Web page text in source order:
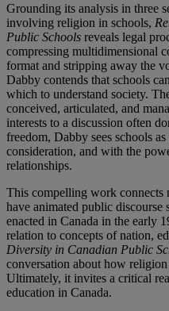
Grounding its analysis in three
involving religion in schools,
Public Schools reveals legal
compressing multidimensional
format and stripping away the
Dabby contends that schools
which to understand society.
conceived, articulated, and
interests to a discussion often
freedom, Dabby sees schools
consideration, and with the
relationships.
This compelling work connects
have animated public
enacted in Canada in the early
relation to concepts of nation,
Diversity in Canadian Public
conversation about how
Ultimately, it invites a critical
education in Canada.